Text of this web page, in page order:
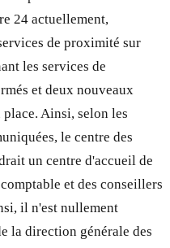
24 actuellement,
de proximité sur
les services de
et deux nouveaux
Ainsi, selon les
le centre des
un centre d'accueil de
et des conseillers
il n'est nullement
la direction générale des